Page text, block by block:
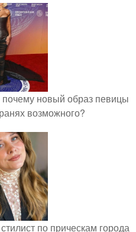
новый образ певицы
возможного?
по прическам города